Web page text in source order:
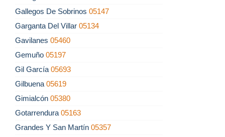
Gallegos De Sobrinos 05147
Garganta Del Villar 05134
Gavilanes 05460
Gemuño 05197
Gil García 05693
Gilbuena 05619
Gimialcón 05380
Gotarrendura 05163
Grandes Y San Martín 05357